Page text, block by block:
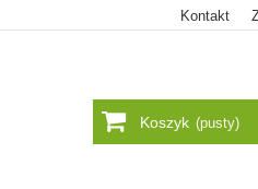
Kontakt
Koszyk (pusty)